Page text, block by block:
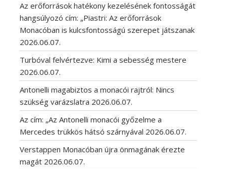
Az erőforrások hatékony kezelésének fontosságát
hangsúlyozó cím: „Piastri: Az erőforrások
Monacóban is kulcsfontosságú szerepet játszanak
2026.06.07.
Turbóval felvértezve: Kimi a sebesség mestere
2026.06.07.
Antonelli magabiztos a monacói rajtról: Nincs
szükség varázslatra 2026.06.07.
Az cím: „Az Antonelli monacói győzelme a
Mercedes trükkös hátsó szárnyával 2026.06.07.
Verstappen Monacóban újra önmagának érezte
magát 2026.06.07.